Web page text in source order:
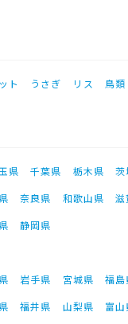
ト うさぎ リス 鳥類
県 千葉県 栃木県 茨
奈良県 和歌山県
滋
静岡県
岩手県 宮城県
福島
福井県 山梨県
富山